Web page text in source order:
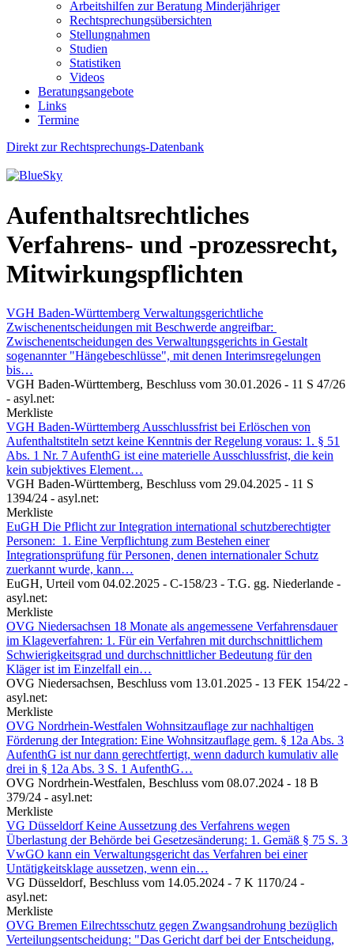
Arbeitshilfen zur Beratung Minderjähriger
Rechtsprechungsübersichten
Stellungnahmen
Studien
Statistiken
Videos
Beratungsangebote
Links
Termine
Direkt zur Rechtsprechungs-Datenbank
Aufenthaltsrechtliches
Verfahrens- und -prozessrecht,
Mitwirkungspflichten
VGH Baden-Württemberg Verwaltungsgerichtliche
Zwischenentscheidungen mit Beschwerde angreifbar:
Zwischenentscheidungen des Verwaltungsgerichts in Gestalt
sogenannter "Hängebeschlüsse", mit denen Interimsregelungen
bis…
VGH Baden-Württemberg, Beschluss vom 30.01.2026 - 11 S 47/26
- asyl.net:
Merkliste
VGH Baden-Württemberg Ausschlussfrist bei Erlöschen von
Aufenthaltstiteln setzt keine Kenntnis der Regelung voraus: 1. § 51
Abs. 1 Nr. 7 AufenthG ist eine materielle Ausschlussfrist, die kein
kein subjektives Element…
VGH Baden-Württemberg, Beschluss vom 29.04.2025 - 11 S
1394/24 - asyl.net:
Merkliste
EuGH Die Pflicht zur Integration international schutzberechtigter
Personen: 1. Eine Verpflichtung zum Bestehen einer
Integrationsprüfung für Personen, denen internationaler Schutz
zuerkannt wurde, kann…
EuGH, Urteil vom 04.02.2025 - C-158/23 - T.G. gg. Niederlande -
asyl.net:
Merkliste
OVG Niedersachsen 18 Monate als angemessene Verfahrensdauer
im Klageverfahren: 1. Für ein Verfahren mit durchschnittlichem
Schwierigkeitsgrad und durchschnittlicher Bedeutung für den
Kläger ist im Einzelfall ein…
OVG Niedersachsen, Beschluss vom 13.01.2025 - 13 FEK 154/22 -
asyl.net:
Merkliste
OVG Nordrhein-Westfalen Wohnsitzauflage zur nachhaltigen
Förderung der Integration: Eine Wohnsitzauflage gem. § 12a Abs. 3
AufenthG ist nur dann gerechtfertigt, wenn dadurch kumulativ alle
drei in § 12a Abs. 3 S. 1 AufenthG…
OVG Nordrhein-Westfalen, Beschluss vom 08.07.2024 - 18 B
379/24 - asyl.net:
Merkliste
VG Düsseldorf Keine Aussetzung des Verfahrens wegen
Überlastung der Behörde bei Gesetzesänderung: 1. Gemäß § 75 S. 3
VwGO kann ein Verwaltungsgericht das Verfahren bei einer
Untätigkeitsklage aussetzen, wenn ein…
VG Düsseldorf, Beschluss vom 14.05.2024 - 7 K 1170/24 -
asyl.net:
Merkliste
OVG Bremen Eilrechtsschutz gegen Zwangsandrohung bezüglich
Verteilungsentscheidung: "Das Gericht darf bei der Entscheidung,